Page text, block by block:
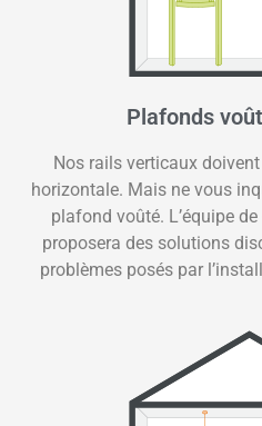
Plafonds
Nos rails verticaux
horizontale. Mais ne vous
plafond voûté. L’équipe
proposera des solutions
problèmes posés par